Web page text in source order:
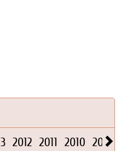
2012 2011 2010 2009